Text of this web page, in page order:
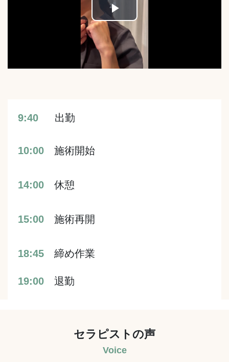
Play
Video
9:40 出勤
10:00 施術開始
14:00 休憩
15:00 施術再開
18:45 締め作業
19:00 退勤
セラピストの声
Voice